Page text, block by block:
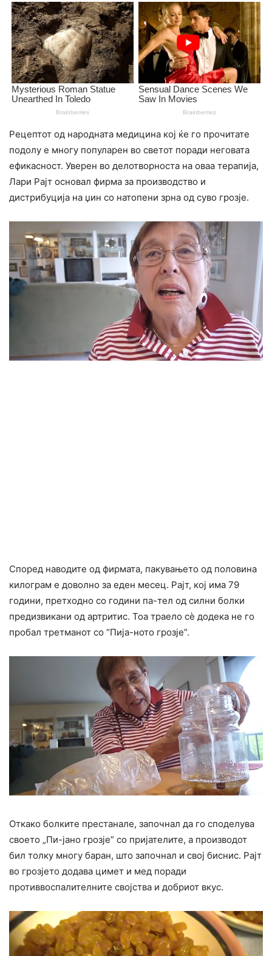
Рецептот од народната медицина кој ќе го прочитате
подолу е многу популарен во светот поради неговата
ефикасност. Уверен во делотворноста на оваа терапија,
Лари Рајт основал фирма за производство и
дистрибуција на џин со натопени зрна од суво грозје.
Според наводите од фирмата, пакувањето од половина
килограм е доволно за еден месец. Рајт, кој има 79
години, претходно со години па-тел од силни болки
предизвикани од артритис. Тоа траело сè додека не го
пробал третманот со “Пија-ното грозје”.
Откако болките престанале, започнал да го споделува
своето „Пи-јано грозје” со пријателите, а производот
бил толку многу баран, што започнал и свој биснис. Рајт
во грозјето додава цимет и мед поради
противвоспалителните својства и добриот вкус.